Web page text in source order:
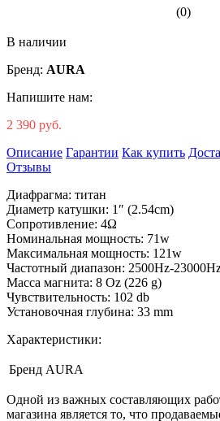
(0)
В наличии
Бренд: AURA
Напишите нам:
2 390 руб.
Описание Гарантии Как купить
Отзывы
Диафрагма: титан
Диаметр катушки: 1″ (2.54cm)
Сопротивление: 4Ω
Номинальная мощность: 71w
Максимальная мощность: 121w
Частотный диапазон: 2500Hz-
Масса магнита: 8 Oz (226 g)
Чувствительность: 102 db
Установочная глубина: 33 mm
Характеристики:
Бренд AURA
Одной из важных составляющих
магазина является то, что